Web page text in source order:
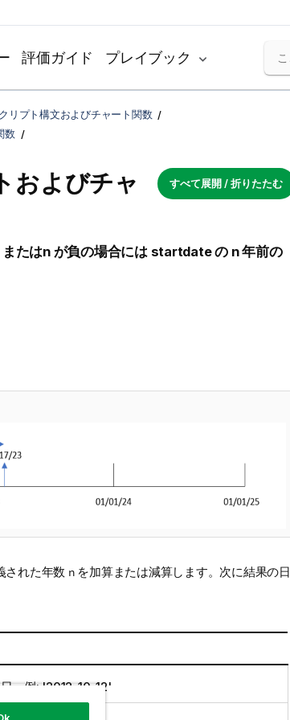
評価ガイド プレイブック
リプト構文およびチャート関数
数
すべて展開 / 折りたたむ
およびチャ
たはnが負の場合には startdateの n年前の
された年数 nを加算または減算します。次に結果の日
。例: '2012-10-12'